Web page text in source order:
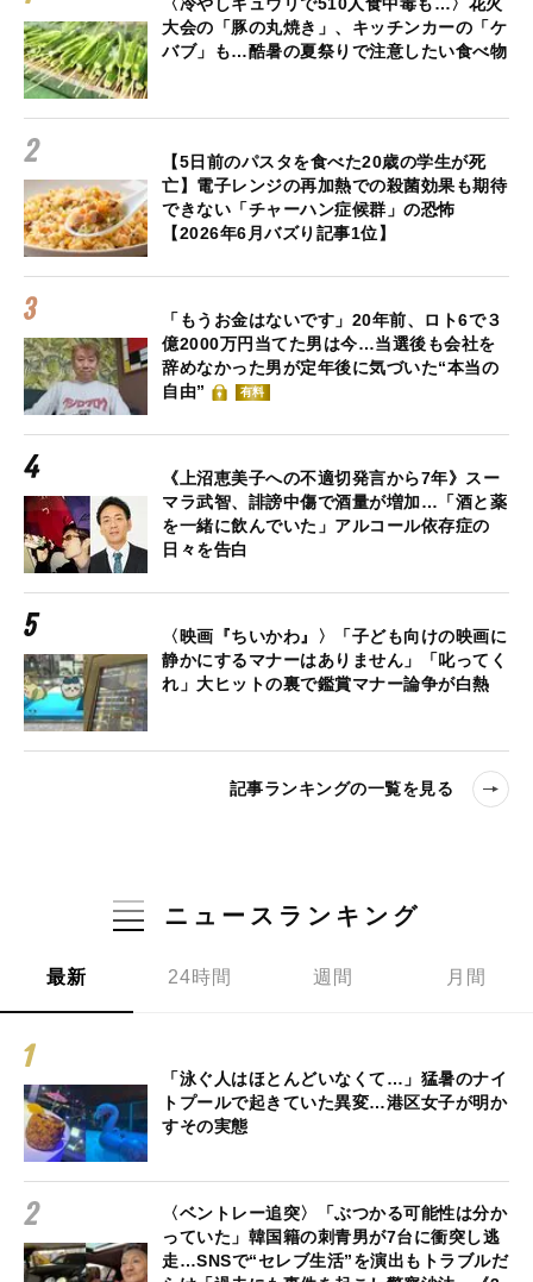
大会の「豚の丸焼き」、キッチンカーの「ケ
バブ」も…酷暑の夏祭りで注意したい食べ物
【5日前のパスタを食べた20歳の学生が死
亡】電子レンジの再加熱での殺菌効果も期待
できない「チャーハン症候群」の恐怖
【2026年6月バズり記事1位】
「もうお金はないです」20年前、ロト6で３
億2000万円当てた男は今…当選後も会社を
辞めなかった男が定年後に気づいた“本当の
自由”
有料
《上沼恵美子への不適切発言から7年》スー
マラ武智、誹謗中傷で酒量が増加…「酒と薬
を一緒に飲んでいた」アルコール依存症の
日々を告白
〈映画『ちいかわ』〉「子ども向けの映画に
静かにするマナーはありません」「叱ってく
れ」大ヒットの裏で鑑賞マナー論争が白熱
記事ランキングの一覧を見る
ニュースランキング
最新 24時間 週間 月間
「泳ぐ人はほとんどいなくて…」猛暑のナイ
トプールで起きていた異変…港区女子が明か
すその実態
〈ベントレー追突〉「ぶつかる可能性は分か
っていた」韓国籍の刺青男が7台に衝突し逃
走…SNSで“セレブ生活”を演出もトラブルだ